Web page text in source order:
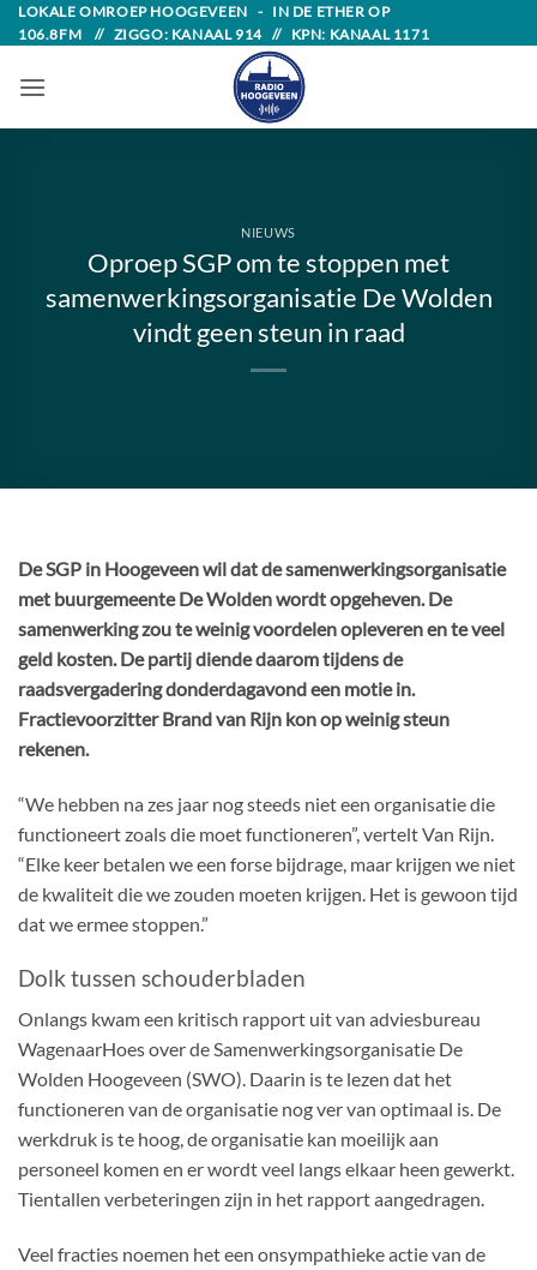
Skip
to
content
LOKALE OMROEP HOOGEVEEN - IN DE ETHER OP
106.8FM // ZIGGO: KANAAL 914 // KPN: KANAAL 1171
NIEUWS
Oproep SGP om te stoppen met
samenwerkingsorganisatie De Wolden
vindt geen steun in raad
De SGP in Hoogeveen wil dat de samenwerkingsorganisatie
met buurgemeente De Wolden wordt opgeheven. De
samenwerking zou te weinig voordelen opleveren en te veel
geld kosten. De partij diende daarom tijdens de
raadsvergadering donderdagavond een motie in.
Fractievoorzitter Brand van Rijn kon op weinig steun
rekenen.
“We hebben na zes jaar nog steeds niet een organisatie die
functioneert zoals die moet functioneren”, vertelt Van Rijn.
“Elke keer betalen we een forse bijdrage, maar krijgen we niet
de kwaliteit die we zouden moeten krijgen. Het is gewoon tijd
dat we ermee stoppen.”
Dolk tussen schouderbladen
Onlangs kwam een kritisch rapport uit van adviesbureau
WagenaarHoes over de Samenwerkingsorganisatie De
Wolden Hoogeveen (SWO). Daarin is te lezen dat het
functioneren van de organisatie nog ver van optimaal is. De
werkdruk is te hoog, de organisatie kan moeilijk aan
personeel komen en er wordt veel langs elkaar heen gewerkt.
Tientallen verbeteringen zijn in het rapport aangedragen.
Veel fracties noemen het een onsympathieke actie van de